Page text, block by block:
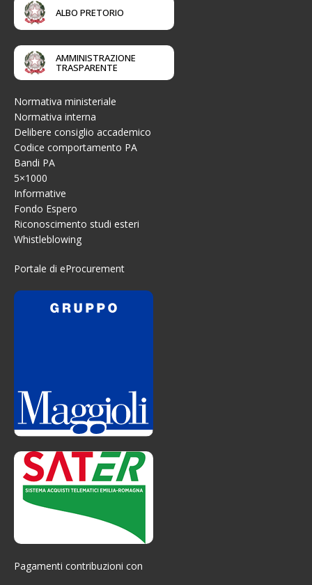
ALBO PRETORIO
AMMINISTRAZIONE
TRASPARENTE
Normativa ministeriale
Normativa interna
Delibere consiglio accademico
Codice comportamento PA
Bandi PA
5×1000
Informative
Fondo Espero
Riconoscimento studi esteri
Whistleblowing
Portale di eProcurement
Pagamenti contribuzioni con